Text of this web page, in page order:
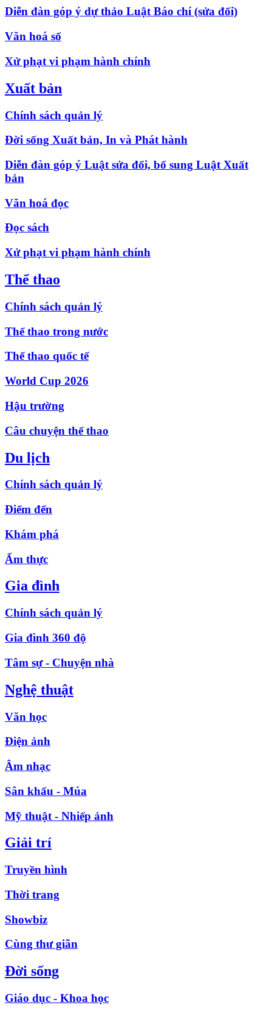
Diễn đàn góp ý dự thảo Luật Báo chí (sửa đổi)
Văn hoá số
Xử phạt vi phạm hành chính
Xuất bản
Chính sách quản lý
Đời sống Xuất bản, In và Phát hành
Diễn đàn góp ý Luật sửa đổi, bổ sung Luật Xuất
bản
Văn hoá đọc
Đọc sách
Xử phạt vi phạm hành chính
Thể thao
Chính sách quản lý
Thể thao trong nước
Thể thao quốc tế
World Cup 2026
Hậu trường
Câu chuyện thể thao
Du lịch
Chính sách quản lý
Điểm đến
Khám phá
Ẩm thực
Gia đình
Chính sách quản lý
Gia đình 360 độ
Tâm sự - Chuyện nhà
Nghệ thuật
Văn học
Điện ảnh
Âm nhạc
Sân khấu - Múa
Mỹ thuật - Nhiếp ảnh
Giải trí
Truyền hình
Thời trang
Showbiz
Cùng thư giãn
Đời sống
Giáo dục - Khoa học